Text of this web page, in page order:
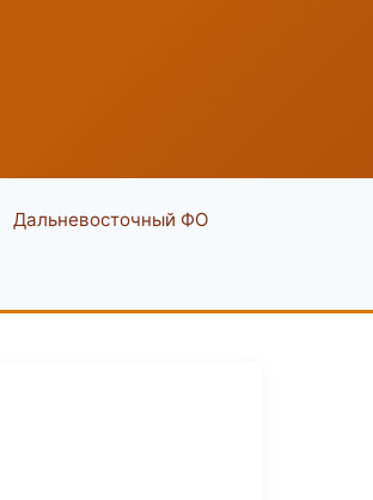
Дальневосточный ФО